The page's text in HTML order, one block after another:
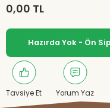
0,00 TL
Hazırda Yok - Ön
Tavsiye Et Yorum Yaz